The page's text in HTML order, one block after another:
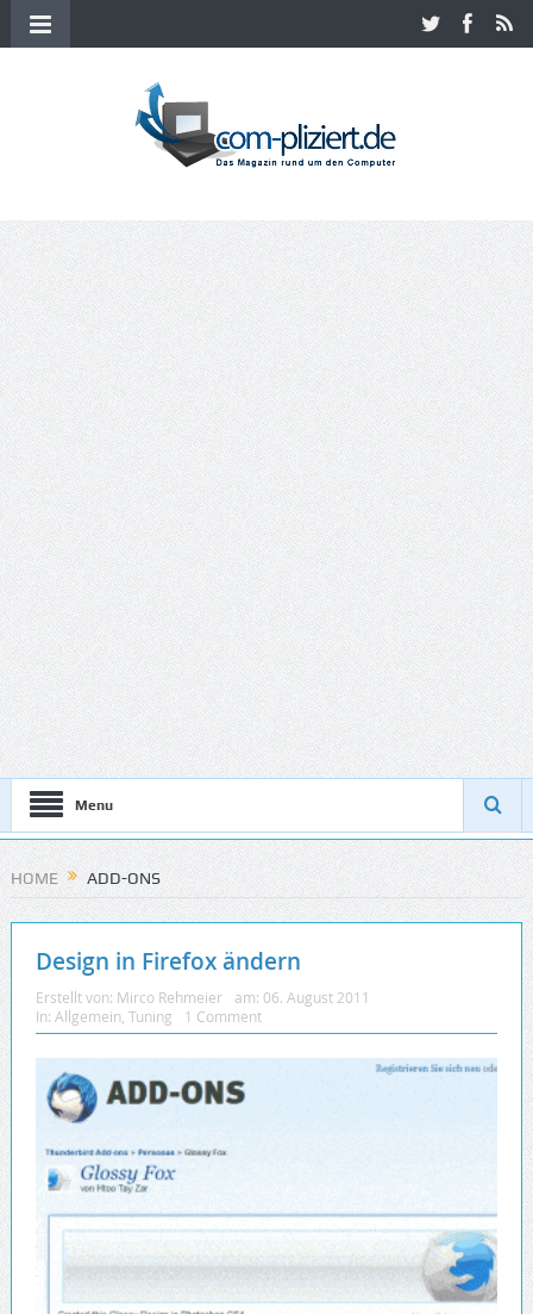
Menu
HOME ADD-ONS
Design in Firefox ändern
Erstellt von: Mirco Rehmeier am: 06. August 2011
In: Allgemein Tuning 1 Comment